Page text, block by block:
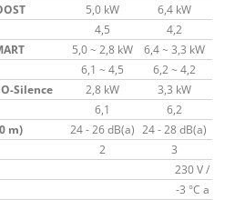
5,0 kW 6,4 kW
4,5
4,2
5,0 ~ 2,8 kW 6,4 ~ 3,3 kW
6,1 ~ 4,5 6,2 ~ 4,2
Silence
2,8 kW 3,3 kW
6,1
6,2
m)
24 - 26 dB(a) 24 - 28 dB(a)
2
3
230 V / 50
-3 °C a 43